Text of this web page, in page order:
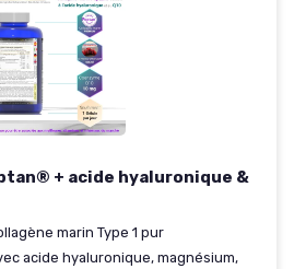
+ acide hyaluronique &
marin Type 1 pur
acide hyaluronique, magnésium,